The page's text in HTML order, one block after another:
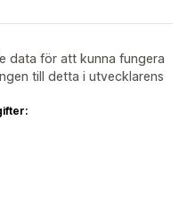
data för att kunna fungera
till detta i utvecklarens